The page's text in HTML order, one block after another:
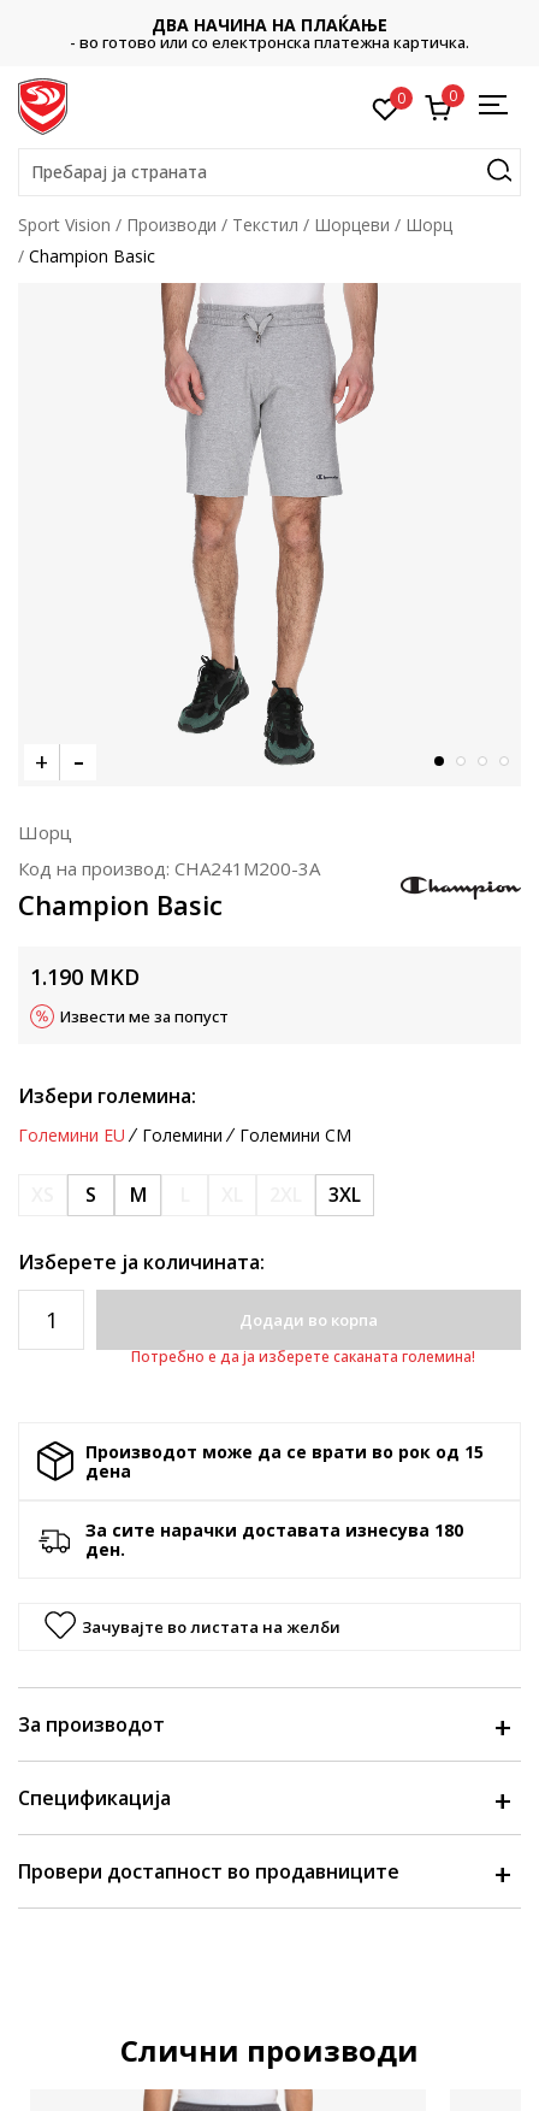
ДВА НАЧИНА НА ПЛАЌАЊЕ
- во готово или со електронска платежна картичка.
0 0
Пребарај ја страната
Sport Vision Производи Текстил Шорцеви
Шорц
Champion Basic
Шорц
Код на производ: CHA241M200-3A
Champion Basic
1.190 MKD
Извести ме за попуст
Избери големина:
Големини EU Големини Големини CM
S M 3XL
Изберете ја количината:
Додади во корпа
Потребно е да ја изберете саканата големина!
Производот може да се врати во рок од 15
денa
За сите нарачки доставата изнесува 180
ден.
Зачувајте во листата на желби
За производот
Спецификација
Провери достапност во продавниците
Слични производи